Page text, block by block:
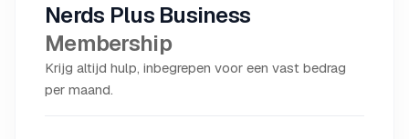
Nerds Plus Business
Membership
Krijg altijd hulp, inbegrepen voor een vast bedrag
per maand.